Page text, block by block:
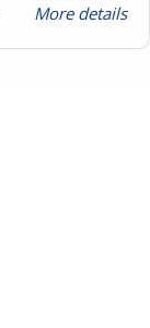
More details